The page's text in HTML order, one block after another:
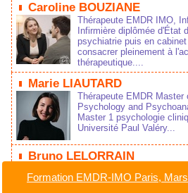
Caroline BOUZIANE
Thérapeute EMDR IMO,
Infirmière diplômée d'État
psychiatrie puis en
consacrer pleinement à
thérapeutique....
Marie LIAUTARD
Thérapeute EMDR
Psychology and
Master 1 psychologie
Université Paul Valéry...
Bruno LELORRAIN
Praticien EMDR - IMO,
parcours professionnel et
mettre mes capacités au
Formation EMDR-IMO Paris,